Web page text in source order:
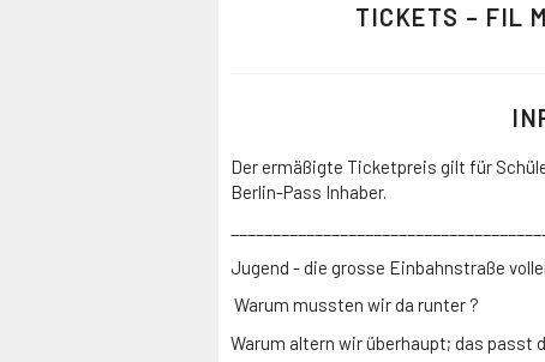
TICKETS – FIL
Der ermäßigte Ticketpreis gilt für
Berlin-Pass Inhaber.
Jugend - die grosse Einbahnstraße
Warum mussten wir da runter ?
Warum altern wir überhaupt; das passt